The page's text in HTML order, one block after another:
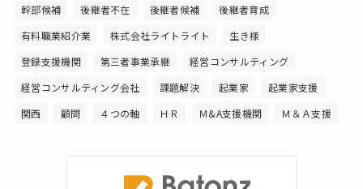
幹部候補
後継者不在 後継者候補
後継者育成
有料職業紹介業
株式会社ライトライト
生き様
登録支援機関
第三者事業承継
経営コンサルティング
経営コンサルティング会社
課題解決 起業家
起業家支援
関西
顧問 ４つの軸 ＨＲ Ｍ&A支援機関 Ｍ＆Ａ支援